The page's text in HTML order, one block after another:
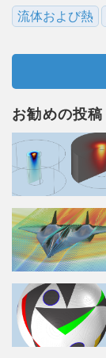
流体および熱
お勧めの投稿